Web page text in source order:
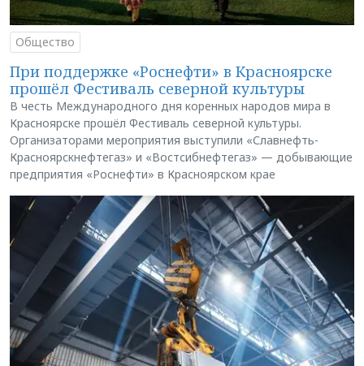
Общество
При поддержке «Роснефти» в Красноярске
прошёл Фестиваль северной культуры
В честь Международного дня коренных народов мира в
Красноярске прошёл Фестиваль северной культуры.
Организаторами мероприятия выступили «Славнефть-
Красноярскнефтегаз» и «Востсибнефтегаз» — добывающие
предприятия «Роснефти» в Красноярском крае